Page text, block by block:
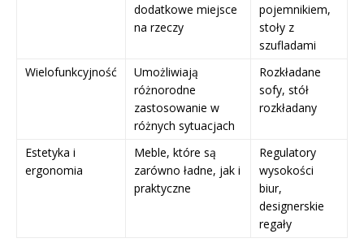
dodatkowe miejsce
na rzeczy
pojemnikiem,
stoły z
szufladami
Wielofunkcyjność
Umożliwiają
różnorodne
zastosowanie w
różnych sytuacjach
Rozkładane
sofy, stół
rozkładany
Estetyka i
ergonomia
Meble, które są
zarówno ładne, jak i
praktyczne
Regulatory
wysokości
biur,
designerskie
regały